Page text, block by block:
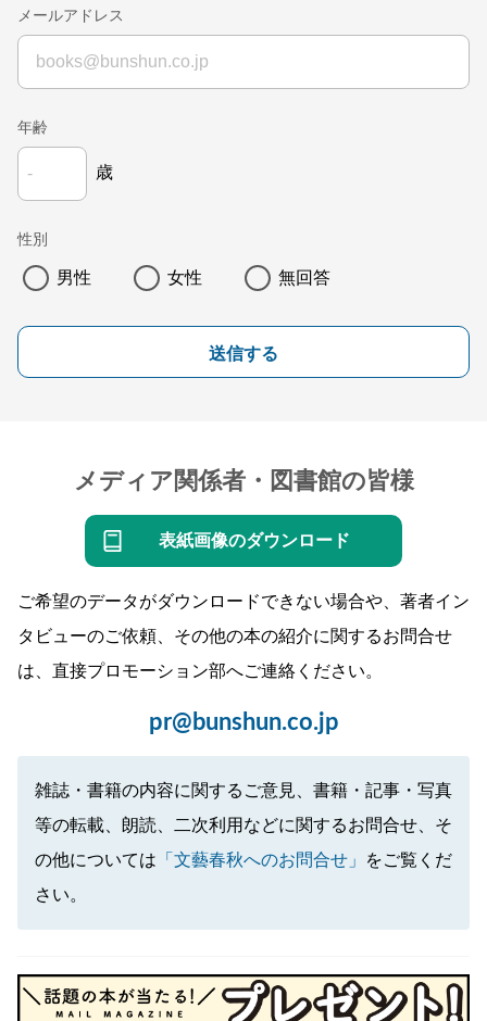
メールアドレス
年齢
歳
性別
男性 女性 無回答
送信する
メディア関係者・図書館の皆様
表紙画像のダウンロード
ご希望のデータがダウンロードできない場合や、著者イン
タビューのご依頼、その他の本の紹介に関するお問合せ
は、直接プロモーション部へご連絡ください。
pr@bunshun.co.jp
雑誌・書籍の内容に関するご意見、書籍・記事・写真
等の転載、朗読、二次利用などに関するお問合せ、そ
の他については 「文藝春秋へのお問合せ」
をご覧くだ
さい。